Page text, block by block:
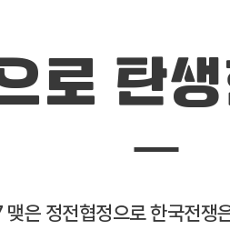
로 탄
은 정전협정으로 한국전쟁